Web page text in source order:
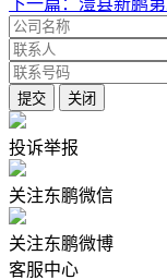
下一篇：澧县新鹏
投诉举报
关注东鹏微信
关注东鹏微博
客服中心